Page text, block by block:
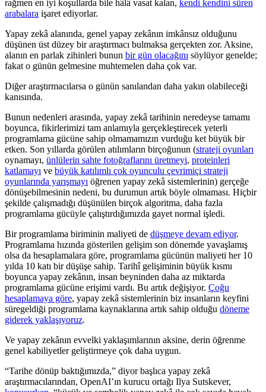
rağmen en iyi koşullarda bile hâlâ vasat kalan, kendi kendini süren
arabalara işaret ediyorlar.
Yapay zekâ alanında, genel yapay zekânın imkânsız olduğunu
düşünen üst düzey bir araştırmacı bulmaksa gerçekten zor. Aksine,
alanın en parlak zihinleri bunun bir gün olacağını söylüyor genelde;
fakat o günün gelmesine muhtemelen daha çok var.
Diğer araştırmacılarsa o günün sanılandan daha yakın olabileceği
kanısında.
Bunun nedenleri arasında, yapay zekâ tarihinin neredeyse tamamı
boyunca, fikirlerimizi tam anlamıyla gerçekleştirecek yeterli
programlama gücüne sahip olmamamızın vurduğu ket büyük bir
etken. Son yıllarda görülen atılımların birçoğunun (strateji oyunları
oynamayı, ünlülerin sahte fotoğraflarını üretmeyi, proteinleri
katlamayı ve büyük katılımlı çok oyunculu çevrimiçi strateji
oyunlarında yarışmayı öğrenen yapay zekâ sistemlerinin) gerçeğe
dönüşebilmesinin nedeni, bu durumun artık böyle olmaması. Hiçbir
şekilde çalışmadığı düşünülen birçok algoritma, daha fazla
programlama gücüyle çalıştırdığımızda gayet normal işledi.
Bir programlama biriminin maliyeti de düşmeye devam ediyor.
Programlama hızında gösterilen gelişim son dönemde yavaşlamış
olsa da hesaplamalara göre, programlama gücünün maliyeti her 10
yılda 10 katı bir düşüşe sahip. Tarihî gelişiminin büyük kısmı
boyunca yapay zekânın, insan beyninden daha az miktarda
programlama gücüne erişimi vardı. Bu artık değişiyor. Çoğu
hesaplamaya göre, yapay zekâ sistemlerinin biz insanların keyfini
süregeldiği programlama kaynaklarına artık sahip olduğu döneme
giderek yaklaşıyoruz.
Ve yapay zekânın evvelki yaklaşımlarının aksine, derin öğrenme
genel kabiliyetler geliştirmeye çok daha uygun.
“Tarihe dönüp baktığımızda,” diyor başlıca yapay zekâ
araştırmacılarından, OpenAI’ın kurucu ortağı Ilya Sutskever,